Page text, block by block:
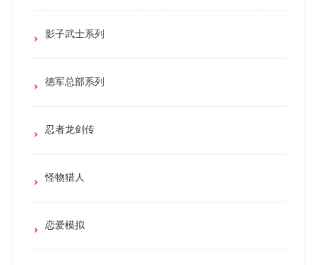
影子武士系列
德军总部系列
忍者龙剑传
怪物猎人
恋爱模拟